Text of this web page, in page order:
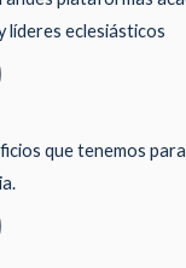
líderes eclesiásticos
que tenemos